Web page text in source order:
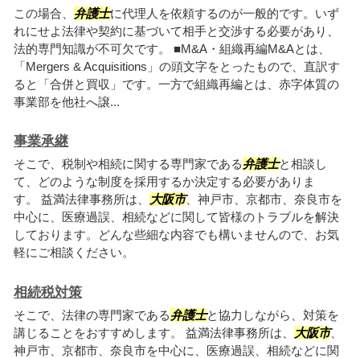
この場合、 弁護士に代理人を依頼するのが一般的です。いず
れにせよ法律や契約に基づいて相手と交渉する必要があり、
法的専門知識が不可欠です。 ■M&A・組織再編M&Aとは、
「Mergers & Acquisitions」の頭文字をとったもので、直訳す
ると「合併と買収」です。一方で組織再編とは、赤字体質の
事業部を他社へ譲...
事業承継
そこで、税制や相続に関する専門家である弁護士と相談し
て、どのような制度を採用するか決定する必要がありま
す。 益満法律事務所は、
大阪市、神戸市、京都市、奈良市を
中心に、医療過誤、相続などに関して皆様のトラブルを解決
しております。どんな些細な内容でも構いませんので、お気
軽にご相談ください。
相続税対策
そこで、法律の専門家である弁護士と協力しながら、対策を
講じることをおすすめします。 益満法律事務所は、
大阪市、
神戸市、京都市、奈良市を中心に、医療過誤、相続などに関